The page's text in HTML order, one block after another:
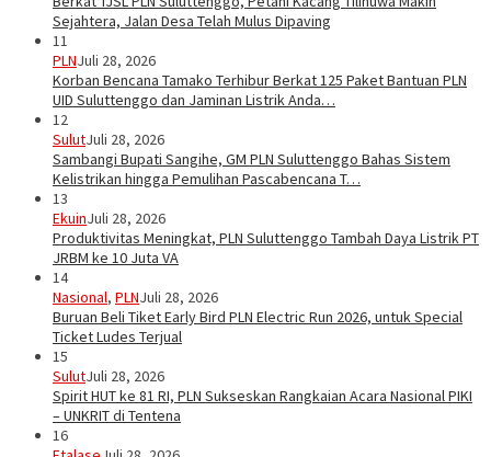
Sejahtera, Jalan Desa Telah Mulus Dipaving
11
PLNJuli 28, 2026
Korban Bencana Tamako Terhibur Berkat 125 Paket Bantuan PLN
UID Suluttenggo dan Jaminan Listrik Anda…
12
SulutJuli 28, 2026
Sambangi Bupati Sangihe, GM PLN Suluttenggo Bahas Sistem
Kelistrikan hingga Pemulihan Pascabencana T…
13
EkuinJuli 28, 2026
Produktivitas Meningkat, PLN Suluttenggo Tambah Daya Listrik PT
JRBM ke 10 Juta VA
14
Nasional, PLNJuli 28, 2026
Buruan Beli Tiket Early Bird PLN Electric Run 2026, untuk Special
Ticket Ludes Terjual
15
SulutJuli 28, 2026
Spirit HUT ke 81 RI, PLN Sukseskan Rangkaian Acara Nasional PIKI
– UNKRIT di Tentena
16